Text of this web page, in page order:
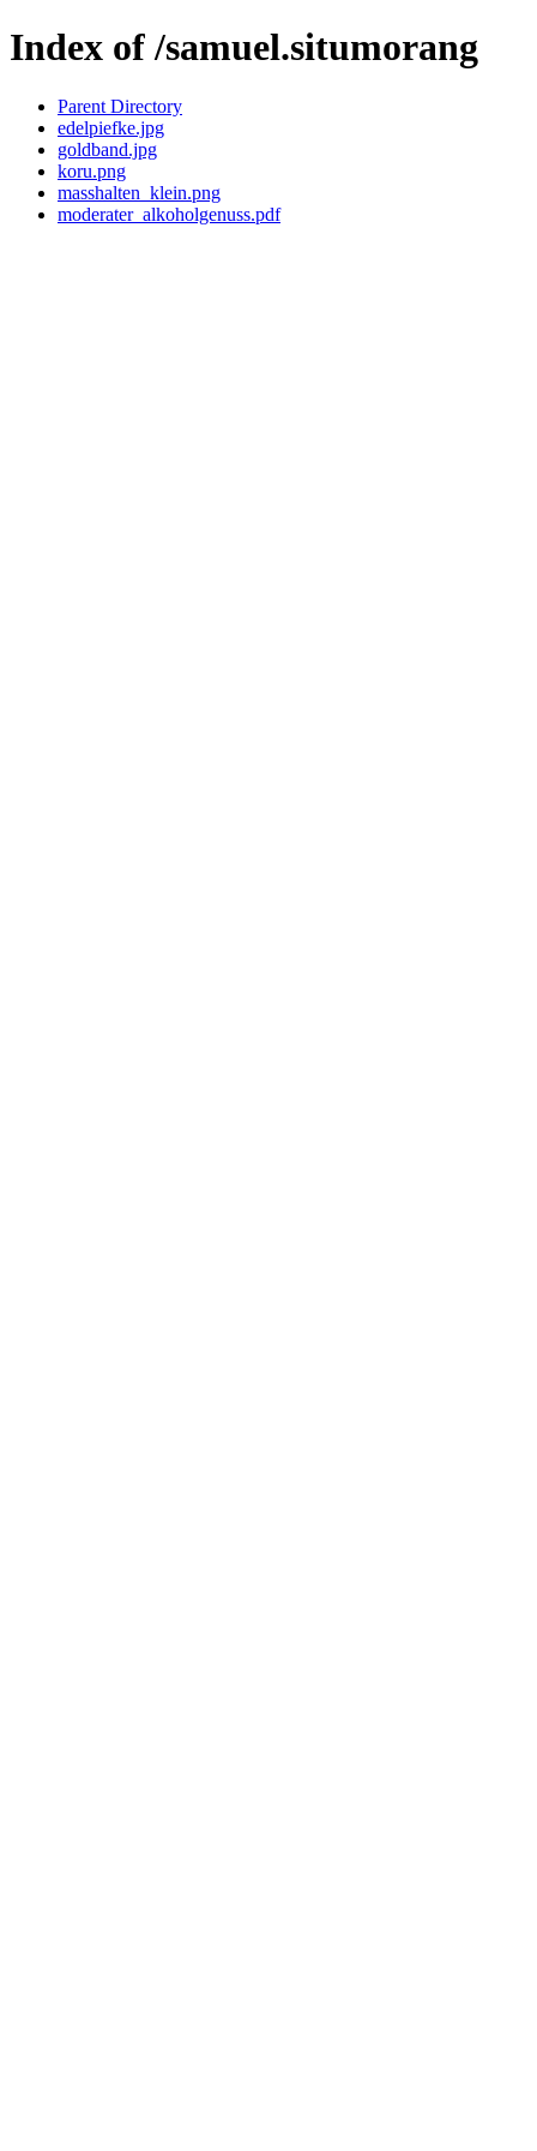
Index of /samuel.situmorang
Parent Directory
edelpiefke.jpg
goldband.jpg
koru.png
masshalten_klein.png
moderater_alkoholgenuss.pdf